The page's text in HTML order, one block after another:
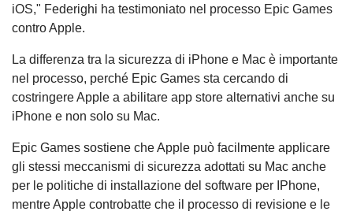
iOS," Federighi ha testimoniato nel processo Epic Games
contro Apple.
La differenza tra la sicurezza di iPhone e Mac è importante
nel processo, perché Epic Games sta cercando di
costringere Apple a abilitare app store alternativi anche su
iPhone e non solo su Mac.
Epic Games sostiene che Apple può facilmente applicare
gli stessi meccanismi di sicurezza adottati su Mac anche
per le politiche di installazione del software per IPhone,
mentre Apple controbatte che il processo di revisione e le